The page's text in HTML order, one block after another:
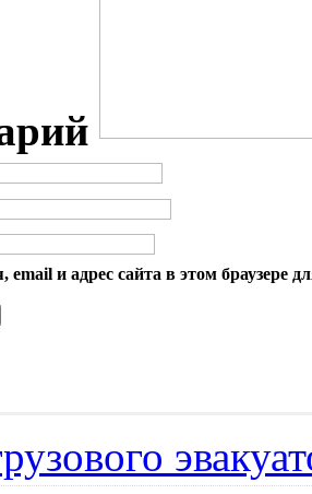
email и адрес сайта в этом браузере